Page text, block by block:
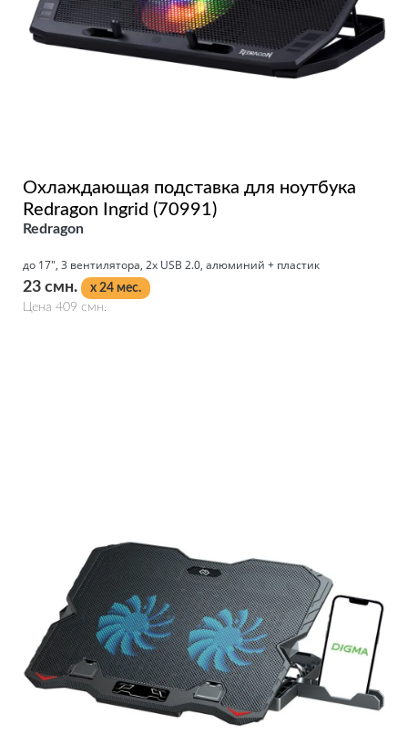
Охлаждающая подставка для ноутбука
Redragon Ingrid (70991)
Redragon
до 17", 3 вентилятора, 2x USB 2.0, алюминий + пластик
23 смн.
x 24 мес.
Цена 409 смн.